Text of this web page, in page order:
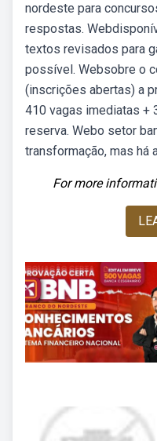
nordeste para
respostas.
textos revisados para
possível. Websobre o
(inscrições abertas) a
410 vagas imediatas +
reserva. Webo setor
transformação, mas há
For more